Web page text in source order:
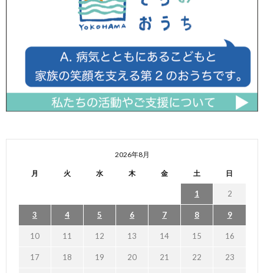
2026年8月
月 火 水 木 金 土 日
1 2
3 4 5 6 7 8 9
10 11 12 13 14 15 16
17 18 19 20 21 22 23